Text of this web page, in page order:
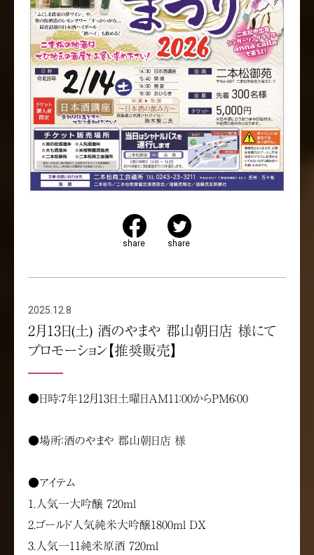
share share
2025.12.8
2月13日(土) 酒のやまや 郡山朝日店 様にて
プロモーション【推奨販売】
●日時：7年12月13日土曜日AM11：00からPM6：00
●場所：酒のやまや 郡山朝日店 様
●アイテム
1.人気一大吟醸 720ml
2.ゴールド人気純米大吟醸1800ml DX
3.人気一11純米原酒 720ml